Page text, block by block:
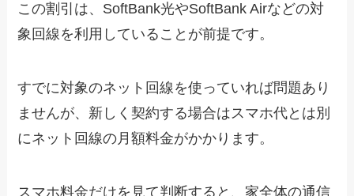
この割引は、SoftBank光やSoftBank Airなどの対
象回線を利用していることが前提です。
すでに対象のネット回線を使っていれば問題あり
ませんが、新しく契約する場合はスマホ代とは別
にネット回線の月額料金がかかります。
スマホ料金だけを見て判断すると、家全体の通信